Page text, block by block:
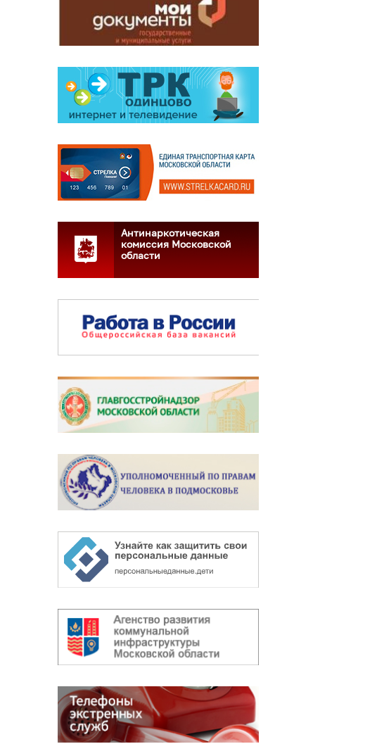
Антинаркотическая
комиссия Московской
области